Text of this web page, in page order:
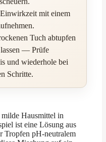
mit einem
Tuch abtupfen
— Prüfe
und wiederhole bei
Schritte.
Hausmittel in
ist eine Lösung aus
Tropfen pH-neutralem